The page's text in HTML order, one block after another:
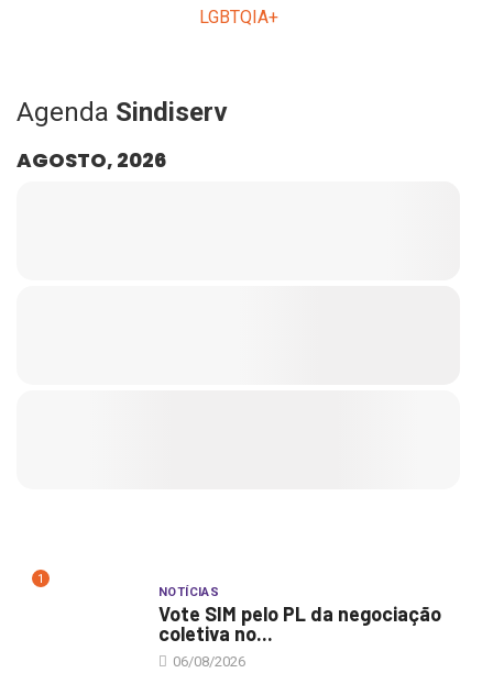
Agenda Sindiserv
AGOSTO, 2026
1
NOTÍCIAS
Vote SIM pelo PL da negociação
coletiva no...
06/08/2026